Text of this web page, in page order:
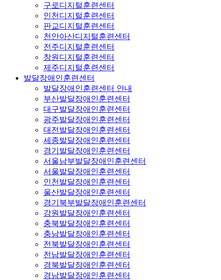
구로디지털훈련센터
인천디지털훈련센터
판교디지털훈련센터
천안아산디지털훈련센터
전주디지털훈련센터
창원디지털훈련센터
제주디지털훈련센터
발달장애인훈련센터
발달장애인훈련센터 안내
부산발달장애인훈련센터
대구발달장애인훈련센터
광주발달장애인훈련센터
대전발달장애인훈련센터
세종발달장애인훈련센터
경기발달장애인훈련센터
서울남부발달장애인훈련센터
서울발달장애인훈련센터
인천발달장애인훈련센터
울산발달장애인훈련센터
경기북부발달장애인훈련센터
강원발달장애인훈련센터
충북발달장애인훈련센터
충남발달장애인훈련센터
전북발달장애인훈련센터
전남발달장애인훈련센터
경북발달장애인훈련센터
경남발달장애인훈련센터